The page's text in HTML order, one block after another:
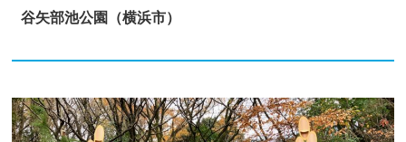
谷矢部池公園（横浜市）